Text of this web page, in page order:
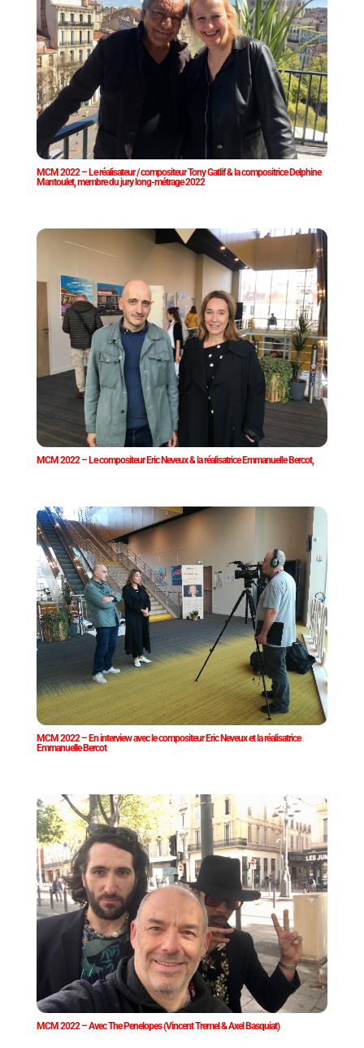
MCM 2022 – Le réalisateur / compositeur Tony Gatlif & la compositrice Delphine
Mantoulet, membre du jury long-métrage 2022
MCM 2022 – Le compositeur Eric Neveux & la réalisatrice Emmanuelle Bercot,
MCM 2022 – En interview avec le compositeur Eric Neveux et la réalisatrice
Emmanuelle Bercot
MCM 2022 – Avec The Penelopes (Vincent Tremel & Axel Basquiat)